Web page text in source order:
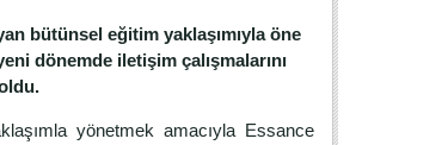
bütünsel eğitim yaklaşımıyla öne
dönemde iletişim çalışmalarını
yönetmek amacıyla Essance